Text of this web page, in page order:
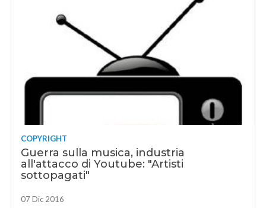
COPYRIGHT
Guerra sulla musica, industria
all'attacco di Youtube: "Artisti
sottopagati"
07 Dic 2016